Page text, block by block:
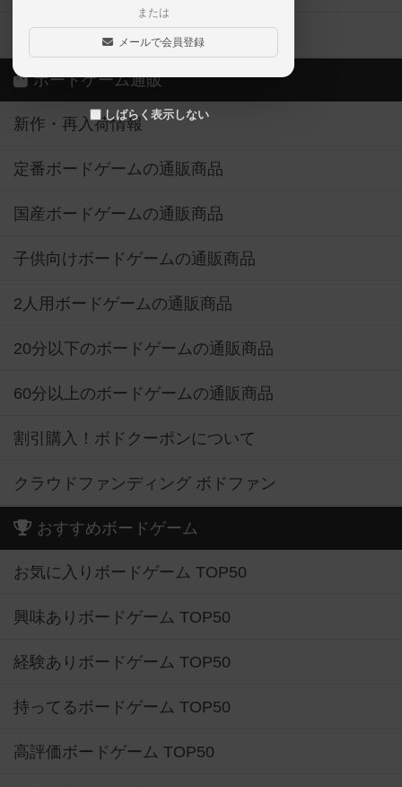
または
メールで会員登録
しばらく表示しない
ボドゲーマご利用案内
ボードゲーム通販
新作・再入荷情報
定番ボードゲームの通販商品
国産ボードゲームの通販商品
子供向けボードゲームの通販商品
2人用ボードゲームの通販商品
20分以下のボードゲームの通販商品
60分以上のボードゲームの通販商品
割引購入！ボドクーポンについて
クラウドファンディング ボドファン
おすすめボードゲーム
お気に入りボードゲーム TOP50
興味ありボードゲーム TOP50
経験ありボードゲーム TOP50
持ってるボードゲーム TOP50
高評価ボードゲーム TOP50